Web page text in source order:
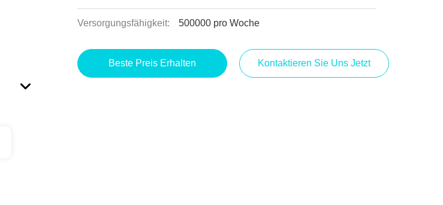
Versorgungsfähigkeit: 500000 pro Woche
Beste Preis Erhalten Kontaktieren Sie Uns Jetzt